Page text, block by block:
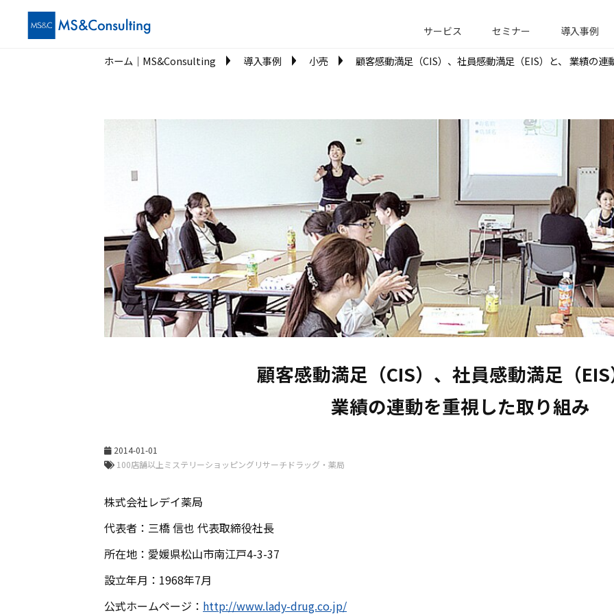
サービス セミナー 導入事例
ホーム│MS&Consulting 導入事例 小売 顧客感動満足（CIS）、社員感動満足（EIS）と、 業績の連
顧客感動満足（CIS）、社員感動満足（
業績の連動を重視した取り組み
2014-01-01
株式会社レデイ薬局
代表者：三橋 信也 代表取締役社長
所在地：愛媛県松山市南江戸4-3-37
設立年月：1968年7月
公式ホームページ： http://www.lady-drug.co.jp/